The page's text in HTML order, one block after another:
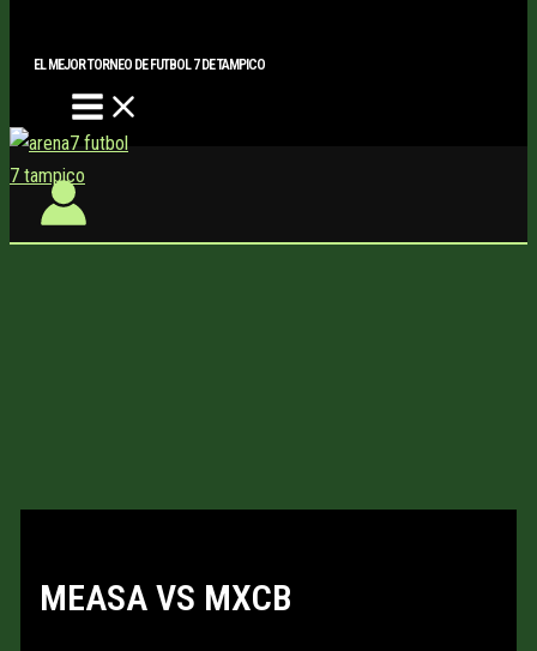
EL MEJOR TORNEO DE FUTBOL 7 DE TAMPICO
MEASA VS MXCB